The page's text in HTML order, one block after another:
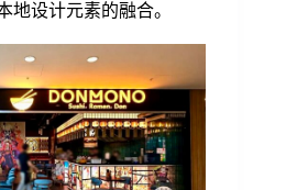
地设计元素的融合。